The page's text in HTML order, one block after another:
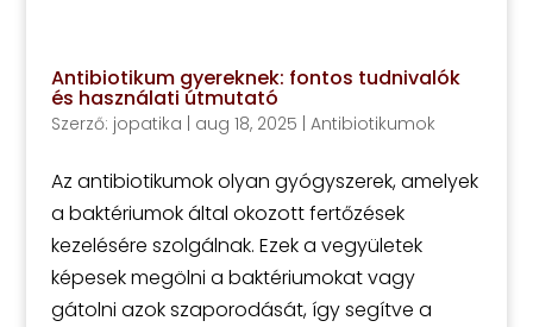
Antibiotikum gyereknek: fontos tudnivalók
és használati útmutató
Szerző: jopatika aug 18, 2025 Antibiotikumok
Az antibiotikumok olyan gyógyszerek, amelyek
a baktériumok által okozott fertőzések
kezelésére szolgálnak. Ezek a vegyületek
képesek megölni a baktériumokat vagy
gátolni azok szaporodását, így segítve a